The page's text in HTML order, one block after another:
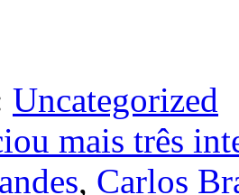
Uncategorized
mais três
, Carlos